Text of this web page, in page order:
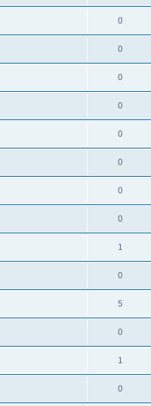
0
0
0
0
0
0
0
0
1
0
5
0
1
0